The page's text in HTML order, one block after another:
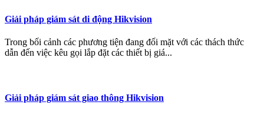
Giải pháp giám sát di động Hikvision
Trong bối cảnh các phương tiện đang đối mặt với các thách thức
dẫn đến việc kêu gọi lắp đặt các thiết bị giá...
Giải pháp giám sát giao thông Hikvision